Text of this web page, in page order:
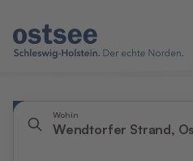
Wohin
Wendtorfer Strand,